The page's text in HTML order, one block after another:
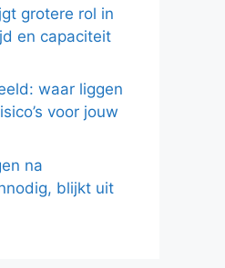
grotere rol in
en capaciteit
waar liggen
voor jouw
na
blijkt uit